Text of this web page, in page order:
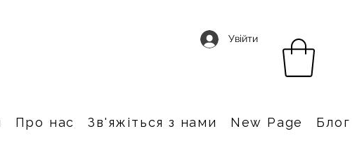
Увійти
Про нас Зв'яжіться з нами New Page Блог